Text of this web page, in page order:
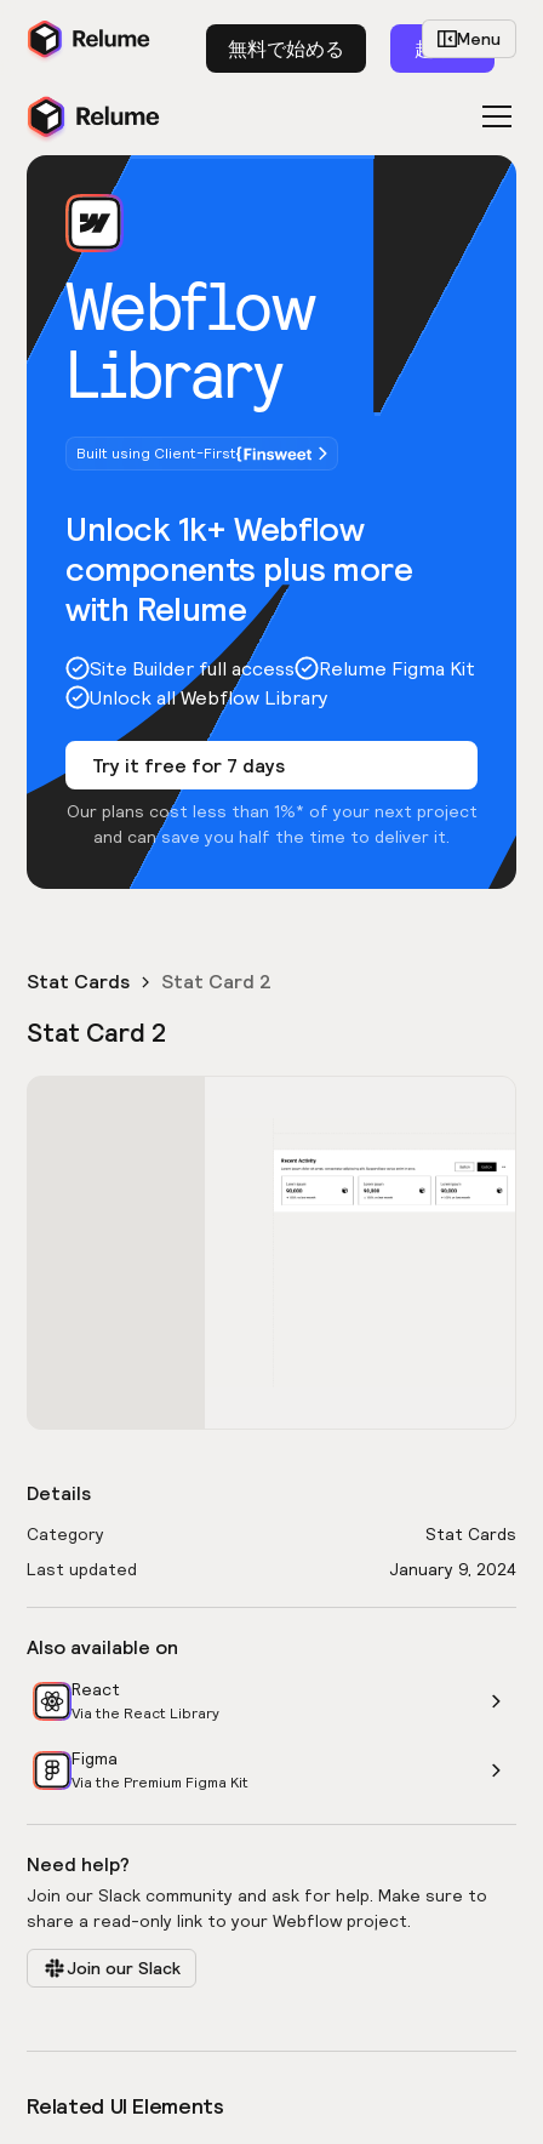
無料で始める 起動
Webflow
Library
Built using Client-First
Unlock 1k+ Webflow
components plus more
with Relume
Site Builder full access
Relume Figma Kit
Unlock all Webflow Library
Try it free for 7 days
Our plans cost less than 1%* of your next project
and can save you half the time to deliver it.
Menu
Stat Cards Stat Card 2
Stat Card 2
Details
Category
Stat Cards
Last updated
January 9, 2024
Also available on
React
Via the React Library
Figma
Via the Premium Figma Kit
Need help?
Join our Slack community and ask for help. Make sure to
share a read-only link to your Webflow project.
Join our Slack
Related UI Elements